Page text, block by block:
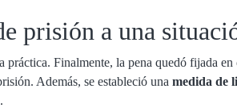
prisión a una
Finalmente, la pena quedó fijada en
Además, se estableció una medida de